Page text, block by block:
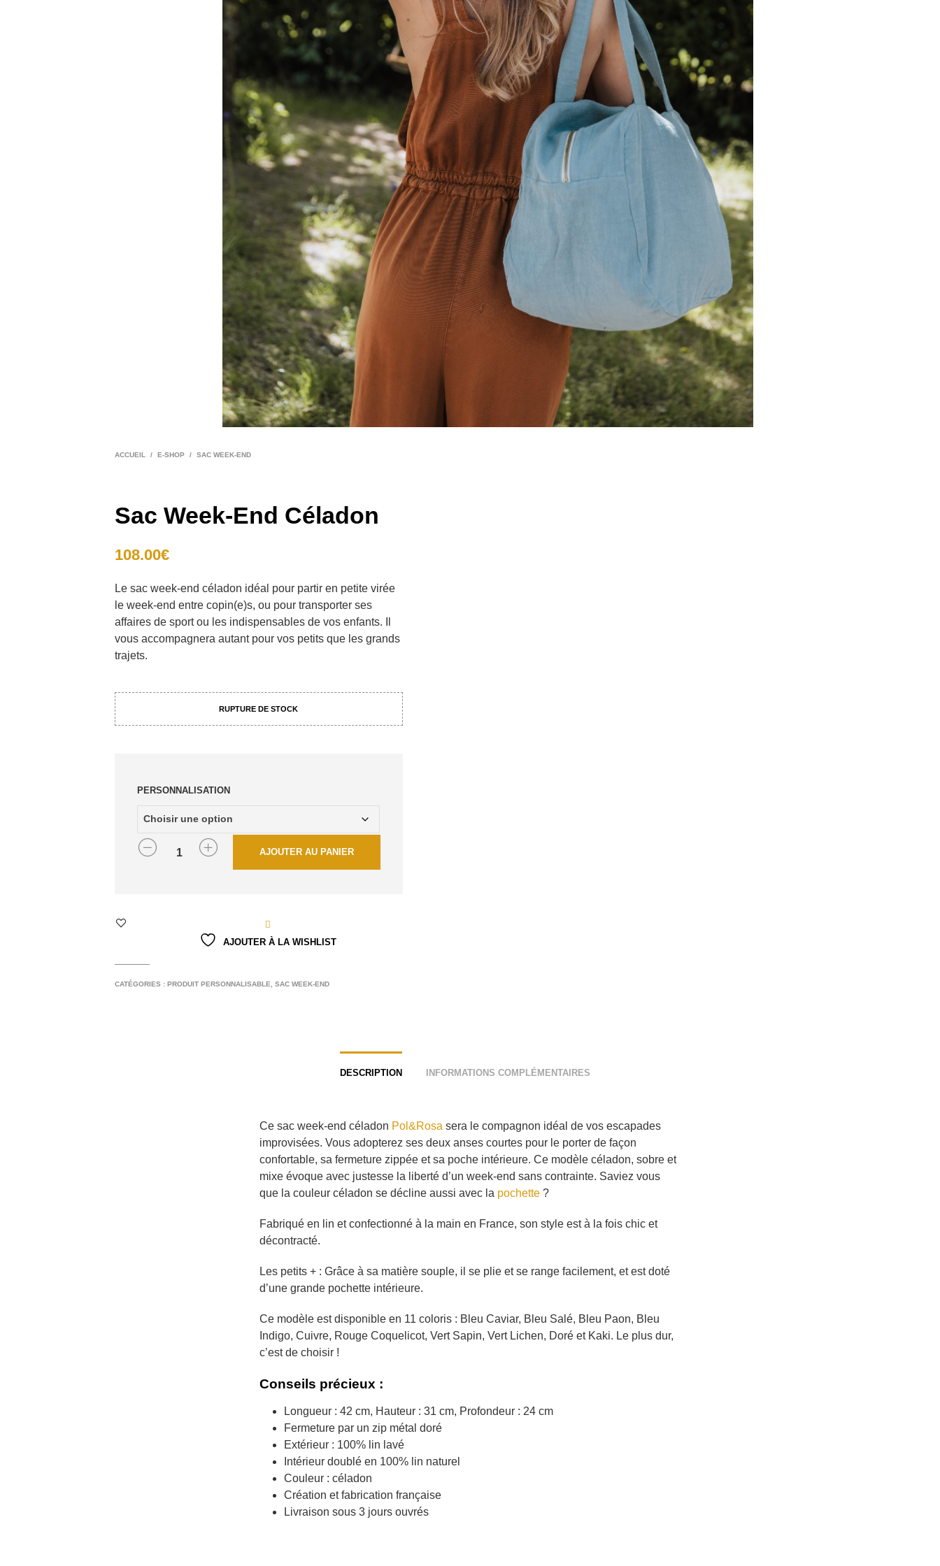
ACCUEIL / E-SHOP / SAC WEEK-END
Sac Week-End Céladon
108.00€
Le sac week-end céladon idéal pour partir en petite virée
le week-end entre copin(e)s, ou pour transporter ses
affaires de sport ou les indispensables de vos enfants. Il
vous accompagnera autant pour vos petits que les grands
trajets.
RUPTURE DE STOCK
PERSONNALISATION
QUANTITÉ
AJOUTER AU PANIER
AJOUTER À LA WISHLIST
CATÉGORIES : PRODUIT PERSONNALISABLE SAC WEEK-END
DESCRIPTION INFORMATIONS COMPLÉMENTAIRES
Ce sac week-end céladon Pol&Rosa sera le compagnon idéal de vos escapades
improvisées. Vous adopterez ses deux anses courtes pour le porter de façon
confortable, sa fermeture zippée et sa poche intérieure. Ce modèle céladon, sobre et
mixe évoque avec justesse la liberté d’un week-end sans contrainte. Saviez vous
que la couleur céladon se décline aussi avec la pochette ?
Fabriqué en lin et confectionné à la main en France, son style est à la fois chic et
décontracté.
Les petits + : Grâce à sa matière souple, il se plie et se range facilement, et est doté
d’une grande pochette intérieure.
Ce modèle est disponible en 11 coloris : Bleu Caviar, Bleu Salé, Bleu Paon, Bleu
Indigo, Cuivre, Rouge Coquelicot, Vert Sapin, Vert Lichen, Doré et Kaki. Le plus dur,
c’est de choisir !
Conseils précieux :
Longueur : 42 cm, Hauteur : 31 cm, Profondeur : 24 cm
Fermeture par un zip métal doré
Extérieur : 100% lin lavé
Intérieur doublé en 100% lin naturel
Couleur : céladon
Création et fabrication française
Livraison sous 3 jours ouvrés